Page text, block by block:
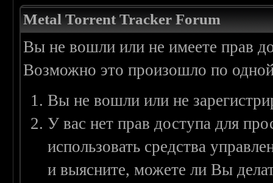
Metal Torrent Tracker Forum
Вы не вошли или не имеете прав
Возможно это произошло по
Вы не вошли или не
У вас нет прав доступа для
использовать средства
и выясните, можете ли Вы